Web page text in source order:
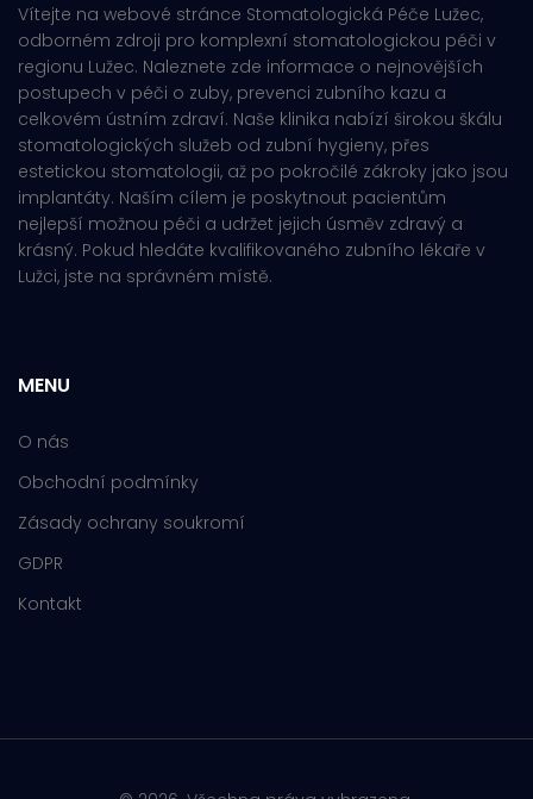
Vítejte na webové stránce Stomatologická Péče Lužec,
odborném zdroji pro komplexní stomatologickou péči v
regionu Lužec. Naleznete zde informace o nejnovějších
postupech v péči o zuby, prevenci zubního kazu a
celkovém ústním zdraví. Naše klinika nabízí širokou škálu
stomatologických služeb od zubní hygieny, přes
estetickou stomatologii, až po pokročilé zákroky jako jsou
implantáty. Naším cílem je poskytnout pacientům
nejlepší možnou péči a udržet jejich úsměv zdravý a
krásný. Pokud hledáte kvalifikovaného zubního lékaře v
Lužci, jste na správném místě.
MENU
O nás
Obchodní podmínky
Zásady ochrany soukromí
GDPR
Kontakt